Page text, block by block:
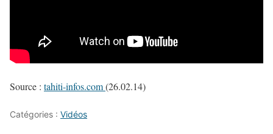
Source : tahiti-infos.com(26.02.14)
Catégories : Vidéos